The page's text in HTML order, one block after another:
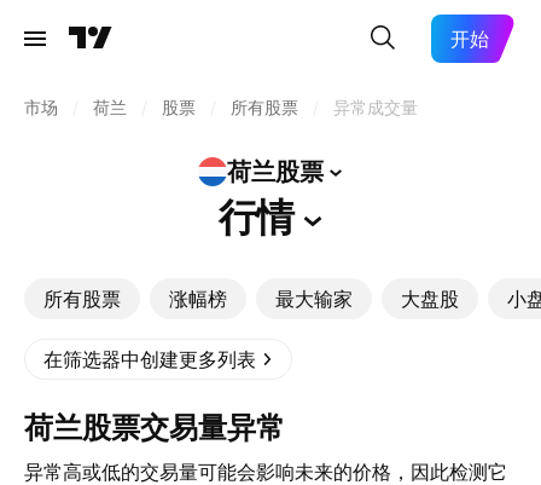
开始
市场 荷兰 股票 所有股票 异常成交量
荷兰股票
行情
所有股票 涨幅榜 最大输家 大盘股 小
在筛选器中创建更多列表
荷兰股票交易量异常
异常高或低的交易量可能会影响未来的价格，因此检测它